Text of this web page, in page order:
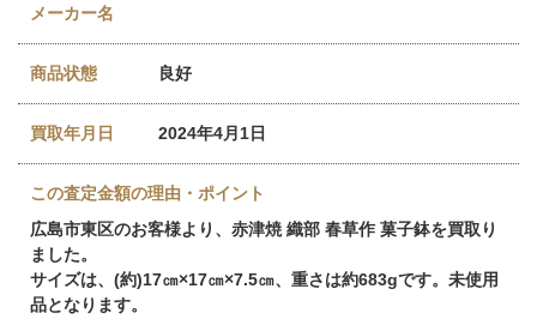
メーカー名
商品状態 良好
買取年月日 2024年4月1日
この査定金額の理由・ポイント
広島市東区のお客様より、赤津焼 織部 春草作 菓子鉢を買取り
ました。
サイズは、(約)17㎝×17㎝×7.5㎝、重さは約683gです。未使用
品となります。